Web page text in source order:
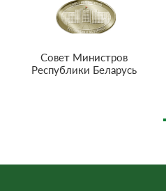
Совет Министров
Республики Беларусь